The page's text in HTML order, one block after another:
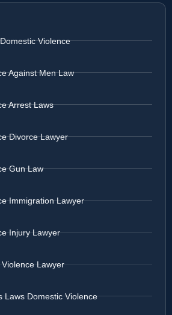
Violence
Against Men Law
Arrest Laws
Divorce Lawyer
Gun Law
Immigration Lawyer
Injury Lawyer
Lawyer
Laws Domestic Violence